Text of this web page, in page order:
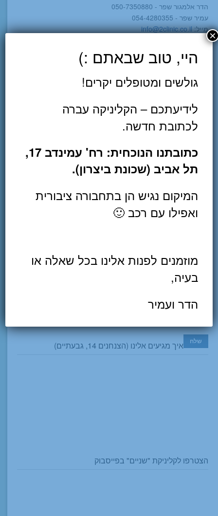
הדר אלמגור שפר - 050-7350880
עמיר שפר - 054-4280355
מייל:info@2clinic.co.il
כתובתנו: הצנחנים 14, גבעתיים
מחירון טיפולים
שם (חובה)
כדי להשתמש ב-CAPTCHA את/ה צריך שהתוסף
Really Simple
CAPTCHAיותקן
איך מגיעים אלינו (הצנחנים 14, גבעתיים)
הצטרפו לקליניקת "שניים" בפייסבוק
היי, טוב שבאתם :)
גולשים ומטופלים יקרים!
לידיעתכם – הקליניקה עברה
לכתובת חדשה.
כתובתנו הנוכחית: רח' עמינדב 17,
תל אביב (שכונת ביצרון).
המיקום נגיש הן בתחבורה ציבורית
ואפילו עם רכב 🙂
מוזמנים לפנות אלינו בכל שאלה או
בעיה,
הדר ועמיר
×